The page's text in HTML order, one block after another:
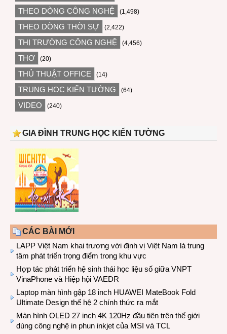
THEO DÒNG CÔNG NGHỆ (1,498)
THEO DÒNG THỜI SỰ (2,422)
THỊ TRƯỜNG CÔNG NGHỆ (4,456)
THƠ (20)
THỦ THUẬT OFFICE (14)
TRUNG HỌC KIẾN TƯỜNG (64)
VIDEO (240)
GIA ĐÌNH TRUNG HỌC KIẾN TƯỜNG
CÁC BÀI MỚI
LAPP Việt Nam khai trương với định vị Việt Nam là trung
tâm phát triển trọng điểm trong khu vực
Hợp tác phát triển hệ sinh thái học liệu số giữa VNPT
VinaPhone và Hiệp hội VAEDR
Laptop màn hình gập 18 inch HUAWEI MateBook Fold
Ultimate Design thế hệ 2 chính thức ra mắt
Màn hình OLED 27 inch 4K 120Hz đầu tiên trên thế giới
dùng công nghệ in phun inkjet của MSI và TCL